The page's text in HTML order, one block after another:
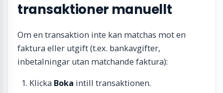
transaktioner manuellt
Om en transaktion inte kan matchas mot en
faktura eller utgift (t.ex. bankavgifter,
inbetalningar utan matchande faktura):
Klicka Boka intill transaktionen.